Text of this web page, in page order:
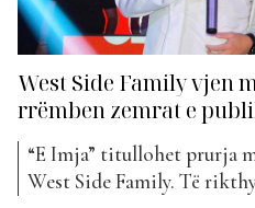
West Side Family vjen
rrëmben zemrat e
“E Imja” titullohet prurja
West Side Family. Të